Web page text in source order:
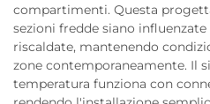
compartimenti. Questa
sezioni fredde siano
riscaldate, mantenendo
zone contemporaneamente. Il
temperatura funziona con